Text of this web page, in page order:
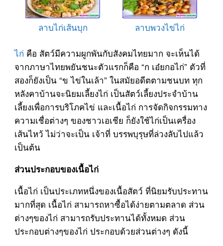
ลาบไก่เส้นบุก ลาบพวงไข่ไก่
ไก่ คือ สัตว์มีความผูกพันกับสังคมไทยมาก จะเห็นได้
จากภาษาไทยพยันชนะตัวแรกก็คือ “ก เอ๋ยกอไก่” ตัวที่
สองก็ยังเป็น “ข ไข่ในเล้า” ในสมัยอดีตตามชนบท ทุก
หลังคาบ้านจะนิยมเลี้ยงไก่ เป็นสัตว์เลี้ยงประจำบ้าน
เลี้ยงเพื่อการบริโภคไข่ และเนื้อไก่ การจัดกิจกรรมทาง
ความเชื่อต่างๆ ของชาวเอเชีย ก็ยังใช้ไก่เป็นเครื่อง
เส้นไหว้ ไม่ว่าจะเป็น เจ้าที่ บรรพบุรุษที่ล่วงลับไปแล้ว
เป็นต้น
ส่วนประกอบของเนื้อไก่
เนื้อไก่ เป็นประเภทหนึ่งของเนื้อสัตว์ ที่นิยมรับประทาน
มากที่สุด เนื้อไก่ สามารถหาซื้อได้ง่ายตามตลาด ส่วน
ต่างๆของไก่ สามารถรับประทานได้ทั้งหมด ส่วน
ประกอบต่างๆของไก่ ประกอบด้วยส่วนต่างๆ ดังนี้